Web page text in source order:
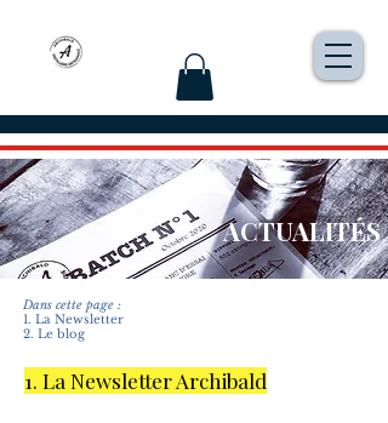
ACTUALITÉS
Dans cette page :
1. La Newsletter
2. Le blog
1. La Newsletter Archibald​